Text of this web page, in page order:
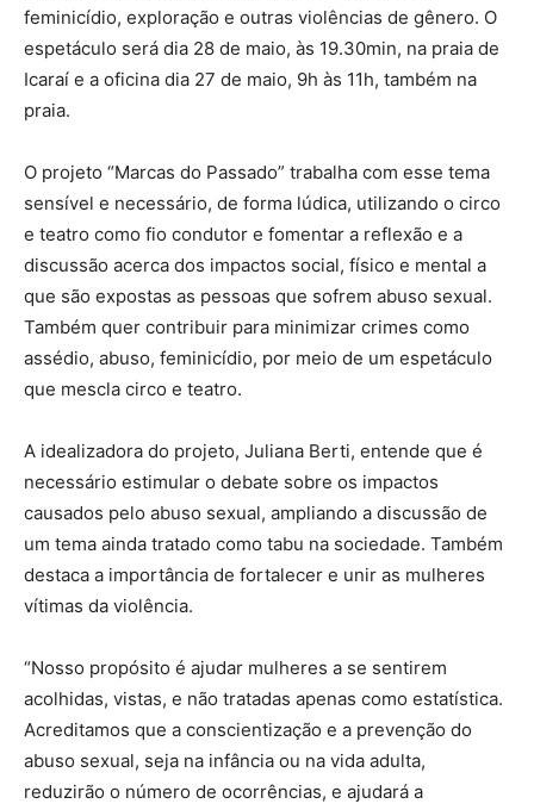
feminicídio, exploração e outras violências de gênero. O
espetáculo será dia 28 de maio, às 19.30min, na praia de
Icaraí e a oficina dia 27 de maio, 9h às 11h, também na
praia.
O projeto “Marcas do Passado” trabalha com esse tema
sensível e necessário, de forma lúdica, utilizando o circo
e teatro como fio condutor e fomentar a reflexão e a
discussão acerca dos impactos social, físico e mental a
que são expostas as pessoas que sofrem abuso sexual.
Também quer contribuir para minimizar crimes como
assédio, abuso, feminicídio, por meio de um espetáculo
que mescla circo e teatro.
A idealizadora do projeto, Juliana Berti, entende que é
necessário estimular o debate sobre os impactos
causados pelo abuso sexual, ampliando a discussão de
um tema ainda tratado como tabu na sociedade. Também
destaca a importância de fortalecer e unir as mulheres
vítimas da violência.
“Nosso propósito é ajudar mulheres a se sentirem
acolhidas, vistas, e não tratadas apenas como estatística.
Acreditamos que a conscientização e a prevenção do
abuso sexual, seja na infância ou na vida adulta,
reduzirão o número de ocorrências, e ajudará a